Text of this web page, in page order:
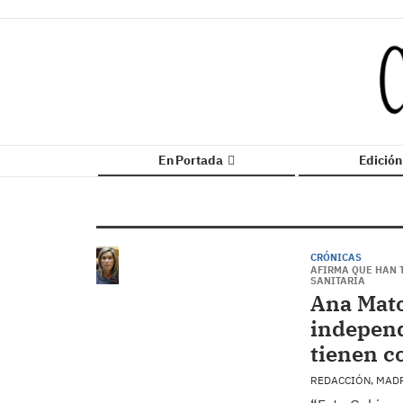
En Portada
CRÓNICAS
AFIRMA QUE HAN
SANITARIA
Ana
tienen
REDACCIÓN,